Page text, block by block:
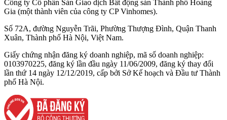
Công ty Cổ phần Sàn Giao dịch Bất động sản Thành phố Hoàng
Gia (một thành viên của công ty CP Vinhomes).
Số 72A, đường Nguyễn Trãi, Phường Thượng Đình, Quận Thanh
Xuân, Thành phố Hà Nội, Việt Nam.
Giấy chứng nhận đăng ký doanh nghiệp, mã số doanh nghiệp:
0103970225, đăng ký lần đầu ngày 11/06/2009, đăng ký thay đổi
lần thứ 14 ngày 12/12/2019, cấp bởi Sở Kế hoạch và Đầu tư Thành
phố Hà Nội.